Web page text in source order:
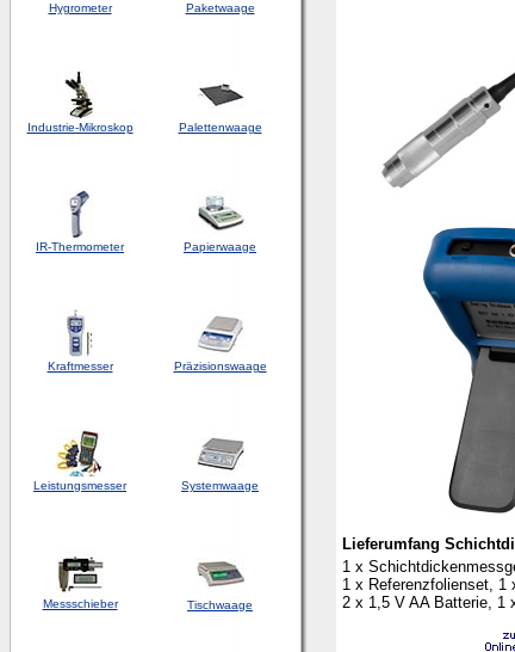
Hygrometer Paketwaage
Industrie-Mikroskop Palettenwaage
IR-Thermometer Papierwaage
Kraftmesser Präzisionswaage
Leistungsmesser Systemwaage
Messschieber Tischwaage
Lieferumfang
1 x
1 x Referenzfolienset, 1
2 x 1,5 V AA Batterie, 1